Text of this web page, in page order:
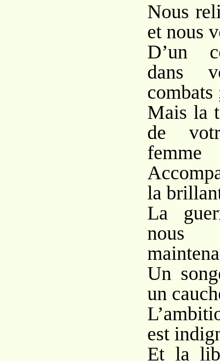
Nous
et nous
D’un
dans
combats
Mais la
de
femme
la
La
Un
un
est
Et la